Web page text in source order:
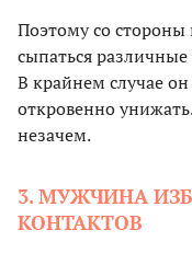
Поэтому со
сыпаться
В крайнем случае
откровенно
незачем.
3. МУЖЧИНА
КОНТАКТОВ